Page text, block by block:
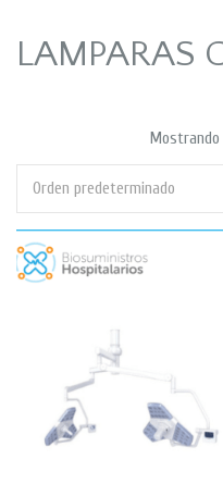
LAMPARAS